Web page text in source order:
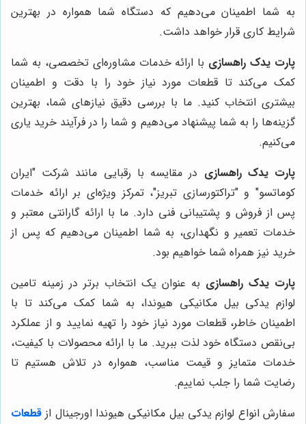
به شما اطمینان می‌دهیم که دستگاه شما همواره در بهترین
شرایط کاری قرار خواهد داشت.
پارت یدک راهسازی با ارائه خدمات مشاوره‌ای تخصصی، به شما
کمک می‌کند تا قطعات مورد نیاز خود را با دقت و اطمینان
بیشتری انتخاب کنید. ما با بررسی دقیق نیازهای شما، بهترین
گزینه‌ها را به شما پیشنهاد می‌دهیم و شما را در فرآیند خرید یاری
می‌کنیم.
پارت یدک راهسازی در مقایسه با رقبایی مانند شرکت "ایران
کوماتسو" و "تراکتورسازی تبریز"، تمرکز ویژه‌ای بر ارائه خدمات
پس از فروش و پشتیبانی فنی دارد. ما با ارائه گارانتی معتبر و
خدمات تعمیر و نگهداری، به شما اطمینان می‌دهیم که پس از
خرید نیز همراه شما خواهیم بود.
پارت یدک راهسازی به عنوان یک انتخاب برتر در زمینه تامین
لوازم یدکی بیل مکانیکی هیوندا، به شما کمک می‌کند تا با
اطمینان خاطر، قطعات مورد نیاز خود را تهیه نمایید و از عملکرد
بی‌نقص دستگاه خود لذت ببرید. ما با ارائه محصولات با کیفیت،
خدمات متمایز و قیمت مناسب، همواره در تلاش هستیم تا
رضایت شما را جلب نماییم.
سفارش انواع لوازم یدکی بیل مکانیکی هیوندا اورجینال از قطعات